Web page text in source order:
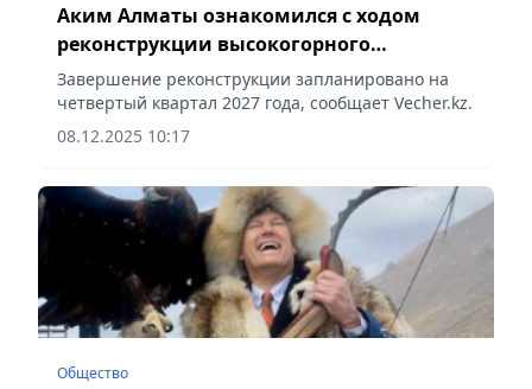
Аким Алматы ознакомился с ходом
реконструкции высокогорного
спортивного комплекса «Медеу»
Завершение реконструкции запланировано на
четвертый квартал 2027 года, сообщает Vecher.kz.
08.12.2025 10:17
Общество